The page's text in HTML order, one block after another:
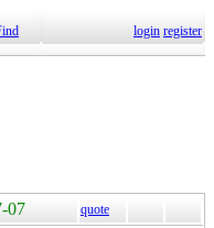
login register
07 quote